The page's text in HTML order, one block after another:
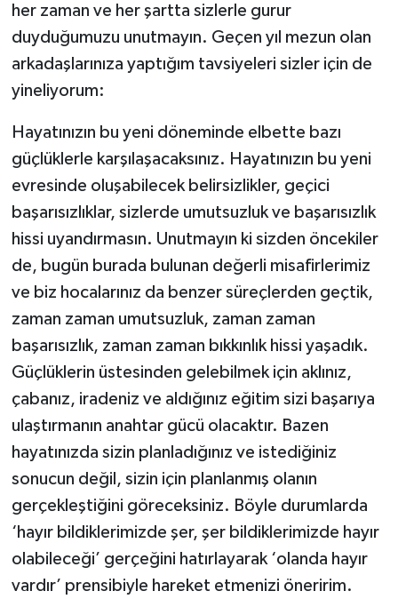
her zaman ve her şartta sizlerle gurur
duyduğumuzu unutmayın. Geçen yıl mezun olan
arkadaşlarınıza yaptığım tavsiyeleri sizler için de
yineliyorum:
Hayatınızın bu yeni döneminde elbette bazı
güçlüklerle karşılaşacaksınız. Hayatınızın bu yeni
evresinde oluşabilecek belirsizlikler, geçici
başarısızlıklar, sizlerde umutsuzluk ve başarısızlık
hissi uyandırmasın. Unutmayın ki sizden öncekiler
de, bugün burada bulunan değerli misafirlerimiz
ve biz hocalarınız da benzer süreçlerden geçtik,
zaman zaman umutsuzluk, zaman zaman
başarısızlık, zaman zaman bıkkınlık hissi yaşadık.
Güçlüklerin üstesinden gelebilmek için aklınız,
çabanız, iradeniz ve aldığınız eğitim sizi başarıya
ulaştırmanın anahtar gücü olacaktır. Bazen
hayatınızda sizin planladığınız ve istediğiniz
sonucun değil, sizin için planlanmış olanın
gerçekleştiğini göreceksiniz. Böyle durumlarda
‘hayır bildiklerimizde şer, şer bildiklerimizde hayır
olabileceği’ gerçeğini hatırlayarak ‘olanda hayır
vardır’ prensibiyle hareket etmenizi öneririm.